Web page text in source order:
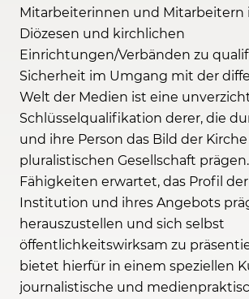
Mitarbeiterinnen und Mitarbeitern
Diözesen und kirchlichen
Einrichtungen/Verbänden zu
Sicherheit im Umgang mit der
Welt der Medien ist eine
Schlüsselqualifikation derer, die
und ihre Person das Bild der
pluralistischen Gesellschaft
Fähigkeiten erwartet, das Profil
Institution und ihres Angebots
herauszustellen und sich selbst
öffentlichkeitswirksam zu
bietet hierfür in einem speziellen
journalistische und